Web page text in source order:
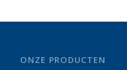
ONZE PRODUCTEN